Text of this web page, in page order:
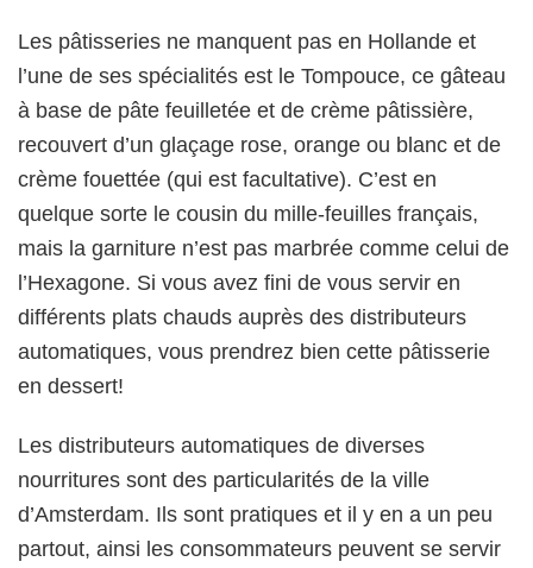
Les pâtisseries ne manquent pas en Hollande et
l’une de ses spécialités est le Tompouce, ce gâteau
à base de pâte feuilletée et de crème pâtissière,
recouvert d’un glaçage rose, orange ou blanc et de
crème fouettée (qui est facultative). C’est en
quelque sorte le cousin du mille-feuilles français,
mais la garniture n’est pas marbrée comme celui de
l’Hexagone. Si vous avez fini de vous servir en
différents plats chauds auprès des distributeurs
automatiques, vous prendrez bien cette pâtisserie
en dessert!
Les distributeurs automatiques de diverses
nourritures sont des particularités de la ville
d’Amsterdam. Ils sont pratiques et il y en a un peu
partout, ainsi les consommateurs peuvent se servir